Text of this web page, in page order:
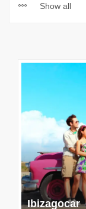
Show all
Ibizagocar